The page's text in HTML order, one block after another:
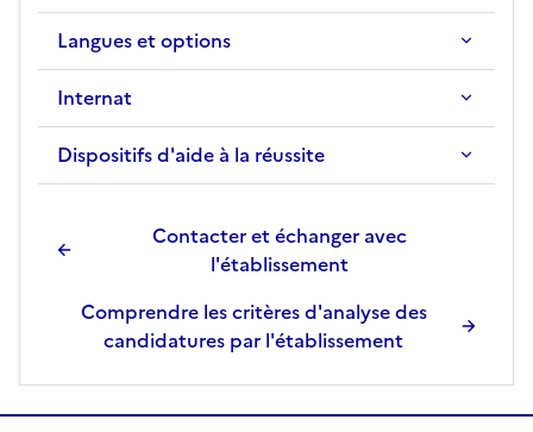
Langues et options
Internat
Dispositifs d'aide à la réussite
Contacter et échanger avec
l'établissement
Comprendre les critères d'analyse des
candidatures par l'établissement